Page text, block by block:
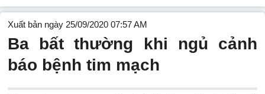
Xuất bản ngày 25/09/2020 07:57 AM
Ba bất thường khi ngủ cảnh
báo bệnh tim mạch